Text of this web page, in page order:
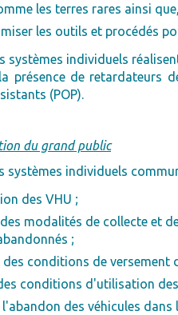
les terres rares ainsi
les outils et procédés
systèmes individuels
présence de retardateurs
(POP).
du grand public
systèmes individuels
des VHU ;
modalités de collecte et
;
conditions de versement
conditions d'utilisation
des véhicules